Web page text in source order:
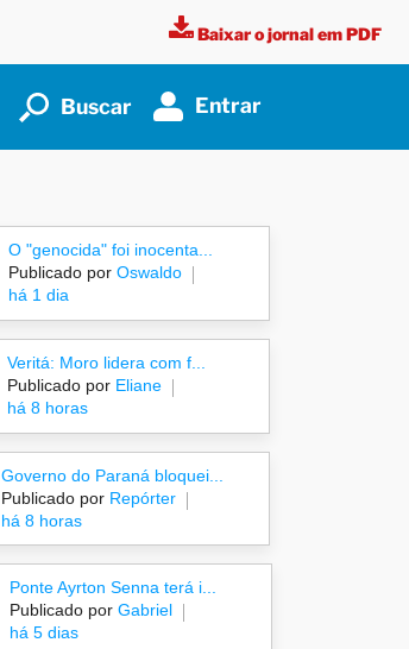
Baixar o jornal em PDF
Buscar Entrar
O "genocida" foi inocenta...
Publicado porOswaldo
há 1 dia
Veritá: Moro lidera com f...
Publicado por Eliane
há 8 horas
Governo do Paraná bloquei...
Publicado por Repórter
há 8 horas
Ponte Ayrton Senna terá i...
Publicado por Gabriel
há 5 dias